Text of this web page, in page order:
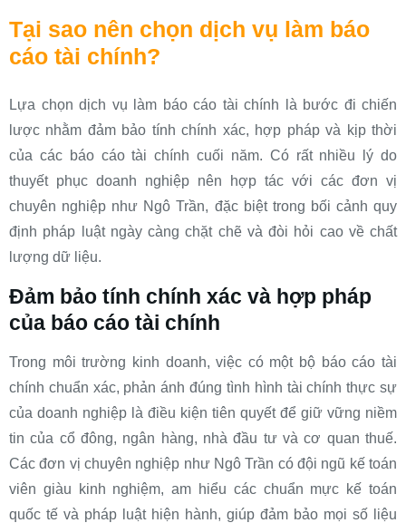
Tại sao nên chọn dịch vụ làm báo
cáo tài chính?
Lựa chọn dịch vụ làm báo cáo tài chính là bước đi chiến
lược nhằm đảm bảo tính chính xác, hợp pháp và kịp thời
của các báo cáo tài chính cuối năm. Có rất nhiều lý do
thuyết phục doanh nghiệp nên hợp tác với các đơn vị
chuyên nghiệp như Ngô Trần, đặc biệt trong bối cảnh quy
định pháp luật ngày càng chặt chẽ và đòi hỏi cao về chất
lượng dữ liệu.
Đảm bảo tính chính xác và hợp pháp
của báo cáo tài chính
Trong môi trường kinh doanh, việc có một bộ báo cáo tài
chính chuẩn xác, phản ánh đúng tình hình tài chính thực sự
của doanh nghiệp là điều kiện tiên quyết để giữ vững niềm
tin của cổ đông, ngân hàng, nhà đầu tư và cơ quan thuế.
Các đơn vị chuyên nghiệp như Ngô Trần có đội ngũ kế toán
viên giàu kinh nghiệm, am hiểu các chuẩn mực kế toán
quốc tế và pháp luật hiện hành, giúp đảm bảo mọi số liệu